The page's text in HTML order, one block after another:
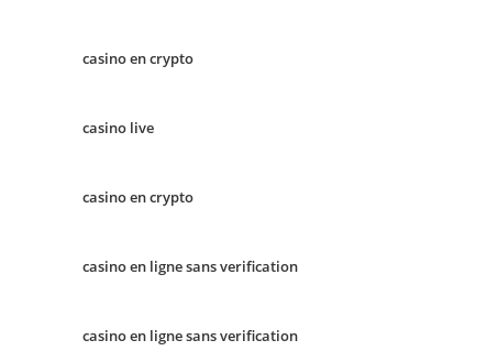
casino en crypto
casino live
casino en crypto
casino en ligne sans verification
casino en ligne sans verification